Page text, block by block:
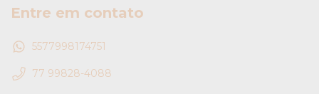
Entre em contato
5577998174751
77 99828-4088